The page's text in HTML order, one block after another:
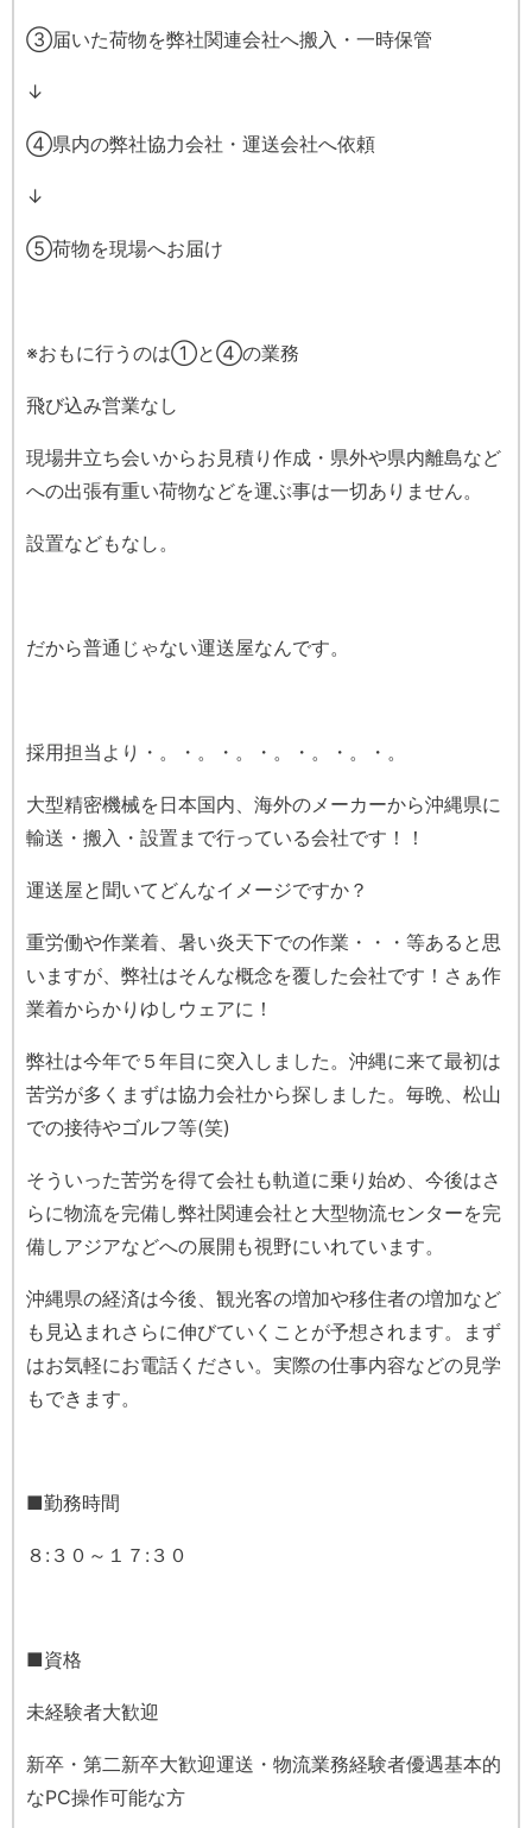
③届いた荷物を弊社関連会社へ搬入・一時保管
↓
④県内の弊社協力会社・運送会社へ依頼
↓
⑤荷物を現場へお届け
※おもに行うのは①と④の業務
飛び込み営業なし
現場井立ち会いからお見積り作成・県外や県内離島など
への出張有重い荷物などを運ぶ事は一切ありません。
設置などもなし。
だから普通じゃない運送屋なんです。
採用担当より・。・。・。・。・。・。・。
大型精密機械を日本国内、海外のメーカーから沖縄県に
輸送・搬入・設置まで行っている会社です！！
運送屋と聞いてどんなイメージですか？
重労働や作業着、暑い炎天下での作業・・・等あると思
いますが、弊社はそんな概念を覆した会社です！さぁ作
業着からかりゆしウェアに！
弊社は今年で５年目に突入しました。沖縄に来て最初は
苦労が多くまずは協力会社から探しました。毎晩、松山
での接待やゴルフ等(笑)
そういった苦労を得て会社も軌道に乗り始め、今後はさ
らに物流を完備し弊社関連会社と大型物流センターを完
備しアジアなどへの展開も視野にいれています。
沖縄県の経済は今後、観光客の増加や移住者の増加など
も見込まれさらに伸びていくことが予想されます。まず
はお気軽にお電話ください。実際の仕事内容などの見学
もできます。
■勤務時間
８:３０～１７:３０
■資格
未経験者大歓迎
新卒・第二新卒大歓迎運送・物流業務経験者優遇基本的
なPC操作可能な方